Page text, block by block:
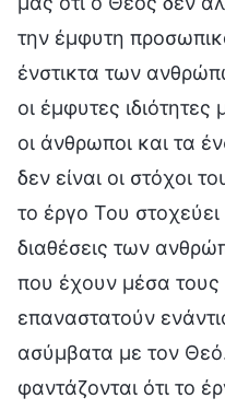
την έμφυτη
ένστικτα των
οι έμφυτες ιδιότητες
οι άνθρωποι και τα
δεν είναι οι στόχοι
το έργο Του στοχεύει
διαθέσεις των
που έχουν μέσα τους
επαναστατούν
ασύμβατα με τον
φαντάζονται ότι το